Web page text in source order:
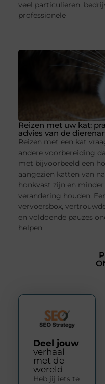
veel particulieren,
professionele
Reizen met uw kat:
advies van de
Reizen met een kat
andere voorbereiding
met bijvoorbeeld een
aangezien katten van
honkvast zijn en minder
verandering houden.
vervoersbox,
en voldoende pauzes
helpen
Deel jouw
verhaal
met de
wereld
Heb jij iets te